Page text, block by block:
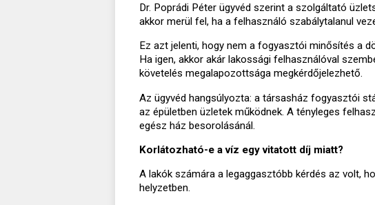
Dr. Poprádi Péter ügyvéd szerint a szolgáltató
akkor merül fel, ha a felhasználó szabálytalanul
Ez azt jelenti, hogy nem a fogyasztói minősítés a
Ha igen, akkor akár lakossági felhasználóval
követelés megalapozottsága megkérdőjelezhető.
Az ügyvéd hangsúlyozta: a társasház fogyasztói
az épületben üzletek működnek. A tényleges
egész ház besorolásánál.
Korlátozható-e a víz egy vitatott díj miatt?
A lakók számára a legaggasztóbb kérdés az volt,
helyzetben.